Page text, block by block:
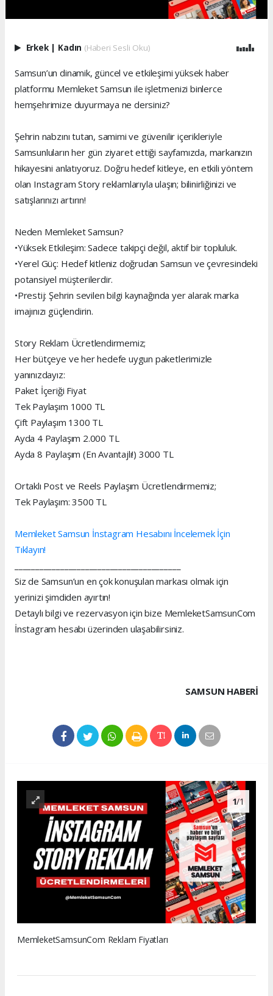
Erkek Kadın (Haberi Sesli Oku)
Samsun’un dinamik, güncel ve etkileşimi yüksek haber
platformu Memleket Samsun ile işletmenizi binlerce
hemşehrimize duyurmaya ne dersiniz?
Şehrin nabzını tutan, samimi ve güvenilir içerikleriyle
Samsunluların her gün ziyaret ettiği sayfamızda, markanızın
hikayesini anlatıyoruz. Doğru hedef kitleye, en etkili yöntem
olan Instagram Story reklamlarıyla ulaşın; bilinirliğinizi ve
satışlarınızı artırın!
Neden Memleket Samsun?
•Yüksek Etkileşim: Sadece takipçi değil, aktif bir topluluk.
•Yerel Güç: Hedef kitleniz doğrudan Samsun ve çevresindeki
potansiyel müşterilerdir.
•Prestij: Şehrin sevilen bilgi kaynağında yer alarak marka
imajınızı güçlendirin.
Story Reklam Ücretlendirmemiz;
Her bütçeye ve her hedefe uygun paketlerimizle
yanınızdayız:
Paket İçeriği Fiyat
Tek Paylaşım 1000 TL
Çift Paylaşım 1300 TL
Ayda 4 Paylaşım 2.000 TL
Ayda 8 Paylaşım (En Avantajlı!) 3000 TL
Ortaklı Post ve Reels Paylaşım Ücretlendirmemiz;
Tek Paylaşım: 3500 TL
Memleket Samsun İnstagram Hesabını İncelemek İçin
Tıklayın!
Siz de Samsun’un en çok konuşulan markası olmak için
yerinizi şimdiden ayırtın!
Detaylı bilgi ve rezervasyon için bize MemleketSamsunCom
İnstagram hesabı üzerinden ulaşabilirsiniz.
SAMSUN HABERİ
1/1
MemleketSamsunCom Reklam Fiyatları